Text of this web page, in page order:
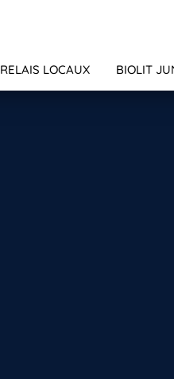
RELAIS LOCAUX BIOLIT